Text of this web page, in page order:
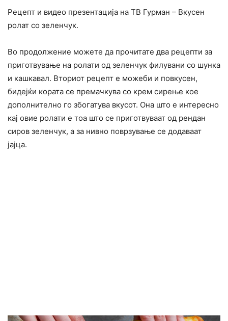
Рецепт и видео презентација на ТВ Гурман – Вкусен
ролат со зеленчук.
Во продолжение можете да прочитате два рецепти за
приготвување на ролати од зеленчук филувани со шунка
и кашкавал. Вториот рецепт е можеби и повкусен,
бидејќи кората се премачкува со крем сирење кое
дополнително го збогатува вкусот. Она што е интересно
кај овие ролати е тоа што се приготвуваат од рендан
сиров зеленчук, а за нивно поврзување се додаваат
јајца.